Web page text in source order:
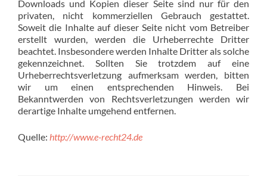
Downloads und Kopien dieser Seite sind nur für den
privaten, nicht kommerziellen Gebrauch gestattet.
Soweit die Inhalte auf dieser Seite nicht vom Betreiber
erstellt wurden, werden die Urheberrechte Dritter
beachtet. Insbesondere werden Inhalte Dritter als solche
gekennzeichnet. Sollten Sie trotzdem auf eine
Urheberrechtsverletzung aufmerksam werden, bitten
wir um einen entsprechenden Hinweis. Bei
Bekanntwerden von Rechtsverletzungen werden wir
derartige Inhalte umgehend entfernen.
Quelle: http://www.e-recht24.de